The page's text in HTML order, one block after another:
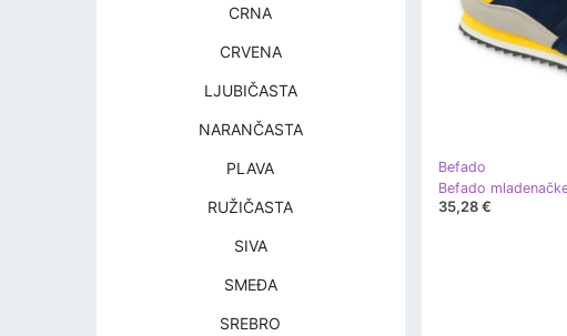
Befado
35,28 €
CRNA
CRVENA
LJUBIČASTA
NARANČASTA
PLAVA
RUŽIČASTA
SIVA
SMEĐA
SREBRO